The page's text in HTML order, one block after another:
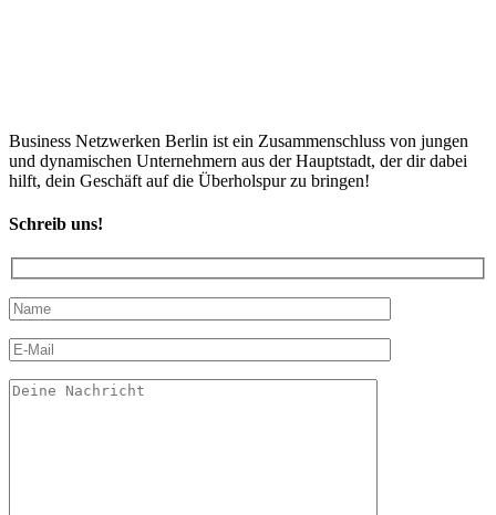
Business Netzwerken Berlin ist ein Zusammenschluss von jungen
und dynamischen Unternehmern aus der Hauptstadt, der dir dabei
hilft, dein Geschäft auf die Überholspur zu bringen!
Schreib uns!